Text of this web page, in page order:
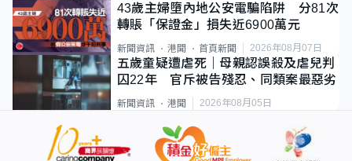
43歲主婦墮內地公安電騙陷阱 分81次
轉賬「保證金」損失近6900萬元
新聞資訊 港聞 首頁新聞 2026年08月07日
五歲童疑遭虐死｜母親認誤殺及虐兒判
囚22年 官斥被告殘忍、同類案最惡劣
新聞資訊 港聞 2026年08月05日